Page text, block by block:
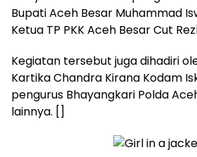
Bupati Aceh Besar Muhammad
Ketua TP PKK Aceh Besar Cut
Kegiatan tersebut juga dihadiri
Kartika Chandra Kirana Kodam
pengurus Bhayangkari Polda
lainnya. []